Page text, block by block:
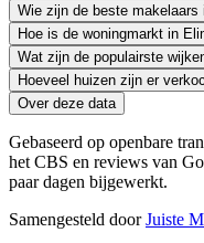
Wie zijn de beste makelaars
Hoe is de woningmarkt in
Wat zijn de populairste
Hoeveel huizen zijn er
Over deze data
Gebaseerd op openbare
het CBS en reviews van
paar dagen bijgewerkt.
Samengesteld doorJuiste